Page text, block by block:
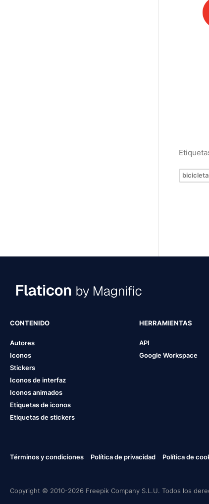
CONTENIDO
Autores
Iconos
Stickers
Iconos de interfaz
Iconos animados
Etiquetas de iconos
Etiquetas de stickers
HERRAMIENTAS
API
Google Workspace
Términos y condiciones Política de privacidad Política de
Copyright © 2010-2026 Freepik Company S.L.U. Todos los